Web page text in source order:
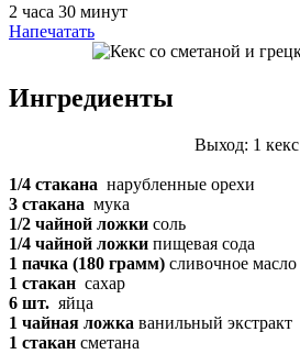
2 часа 30 минут
Напечатать
Ингредиенты
Выход: 1 кекс
1/4 стакана нарубленные орехи
3 стакана мука
1/2 чайной ложки соль
1/4 чайной ложки пищевая сода
1 пачка (180 грамм) сливочное масло
1 стакан сахар
6 шт. яйца
1 чайная ложка ванильный экстракт
1 стакан сметана